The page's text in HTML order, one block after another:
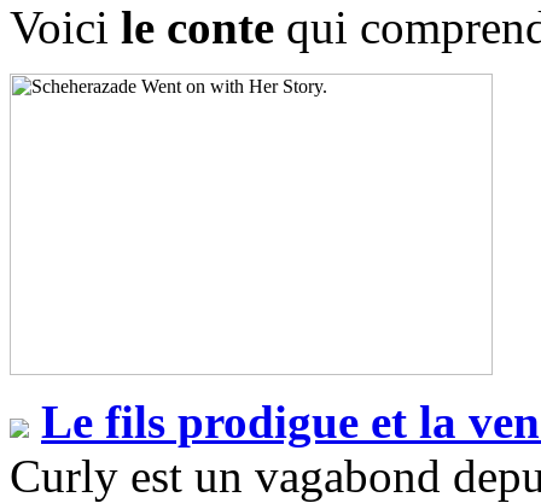
Voici le conte qui
Le fils prodigue et la
Curly est un vagabond